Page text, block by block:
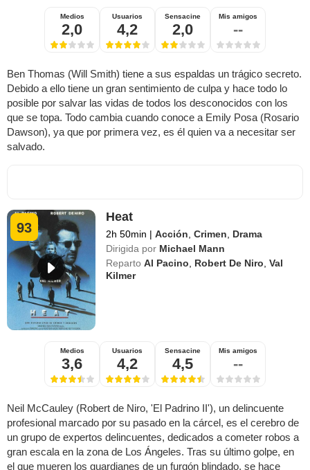
Medios
2,0
Usuarios
4,2
Sensacine
2,0
Mis amigos
--
Ben Thomas (Will Smith) tiene a sus espaldas un trágico secreto.
Debido a ello tiene un gran sentimiento de culpa y hace todo lo
posible por salvar las vidas de todos los desconocidos con los
que se topa. Todo cambia cuando conoce a Emily Posa (Rosario
Dawson), ya que por primera vez, es él quien va a necesitar ser
salvado.
93
Heat
2h 50min | Acción ,Crimen
Drama
Dirigida por Michael Mann
Reparto Al Pacino Robert De Niro ,Val
Kilmer
Medios
3,6
Usuarios
4,2
Sensacine
4,5
Mis amigos
--
Neil McCauley (Robert de Niro, 'El Padrino II'), un delincuente
profesional marcado por su pasado en la cárcel, es el cerebro de
un grupo de expertos delincuentes, dedicados a cometer robos a
gran escala en la zona de Los Ángeles. Tras su último golpe, en
el que mueren los guardianes de un furgón blindado, se hace